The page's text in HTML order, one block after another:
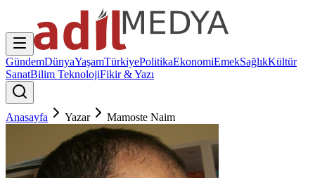
GündemDünyaYaşamTürkiyePolitikaEkonomiEmekSağlıkKültür
SanatBilim TeknolojiFikir & Yazı
Anasayfa Yazar Mamoste Naim